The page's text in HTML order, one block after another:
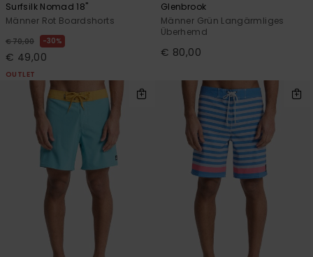
Surfsilk Nomad 18"
Männer Rot Boardshorts
€ 70,00 30%
€ 49,00
OUTLET
Glenbrook
Männer Grün Langärmliges
Überhemd
€ 80,00